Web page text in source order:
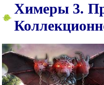
Химеры 3.